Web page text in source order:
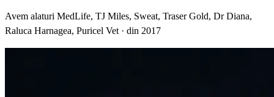
Avem alaturi MedLife, TJ Miles, Sweat, Traser Gold, Dr Diana,
Raluca Harnagea, Puricel Vet · din 2017